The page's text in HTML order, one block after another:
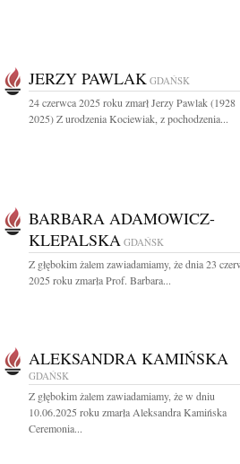
JERZY PAWLAK GDAŃSK
24 czerwca 2025 roku zmarł Jerzy Pawlak (1928
2025) Z urodzenia Kociewiak, z pochodzenia...
BARBARA ADAMOWICZ-
KLEPALSKA GDAŃSK
Z głębokim żalem zawiadamiamy, że dnia 23
2025 roku zmarła Prof. Barbara...
ALEKSANDRA KAMIŃSKA
GDAŃSK
Z głębokim żalem zawiadamiamy, że w dniu
10.06.2025 roku zmarła Aleksandra Kamińska
Ceremonia...